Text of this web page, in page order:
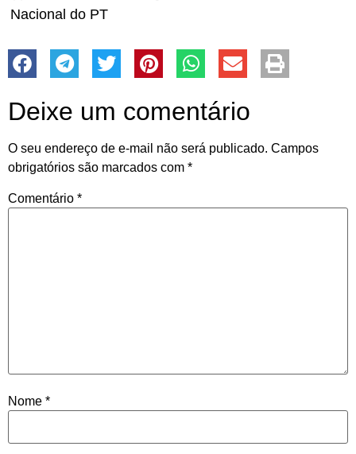
Nacional do PT
Deixe um comentário
O seu endereço de e-mail não será publicado. Campos
obrigatórios são marcados com *
Comentário *
Nome *